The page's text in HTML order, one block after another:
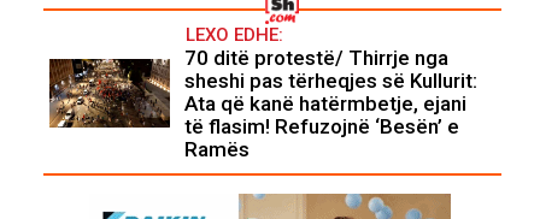
LEXO EDHE:
70 ditë protestë/ Thirrje nga
sheshi pas tërheqjes së Kullurit:
Ata që kanë hatërmbetje, ejani
të flasim! Refuzojnë ‘Besën’ e
Ramës